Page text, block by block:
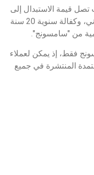
تصل قيمة الاستبدال إلى
202.500 دينار عراقي. بالإضافة إلى مجموعة متكاملة من الخدمات تشمل التوصيل والتركيب المجاني، وكفالة سنوية 20 سنة
من "سامسونج".
10/2023 وحتى 4/11/2023 في معارض سامسونج فقط، إذ يمكن لعملاء
المنتشرة في جميع